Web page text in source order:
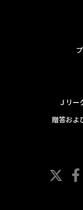
Ｊリー
贈答およ